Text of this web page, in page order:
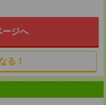
ージへ
る！